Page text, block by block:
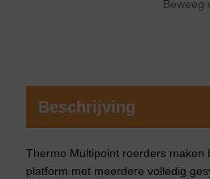
Beweeg
Beschrijving
Thermo Multipoint roerders maken
platform met meerdere volledig